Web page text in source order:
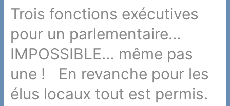
Trois fonctions exécutives
pour un parlementaire…
IMPOSSIBLE… même pas
une ! En revanche pour les
élus locaux tout est permis.